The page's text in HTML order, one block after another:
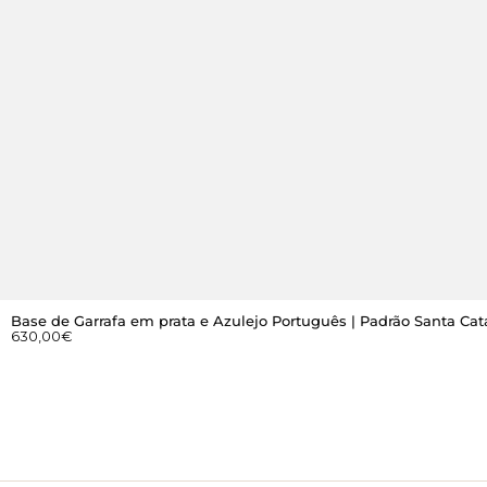
Base de Garrafa em prata e Azulejo Português | Padrão Santa
630,00€